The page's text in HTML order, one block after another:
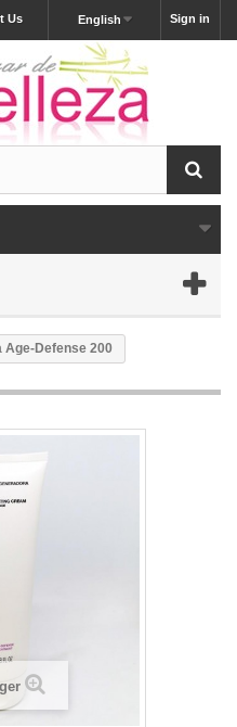
Sign in
English
Us
Defense 200